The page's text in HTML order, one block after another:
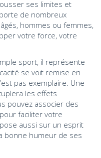
ses limites et
de nombreux
hommes ou femmes,
votre force, votre
sport, il représente
se voit remise en
pas exemplaire. Une
les effets
pouvez associer des
faciliter votre
aussi sur un esprit
bonne humeur de ses